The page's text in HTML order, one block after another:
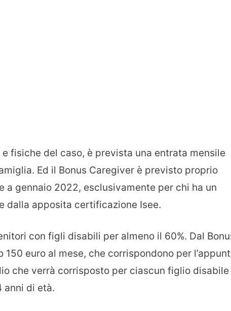
fisiche del caso, è prevista una entrata mensile
Ed il Bonus Caregiver è previsto proprio
a gennaio 2022, esclusivamente per chi ha un
dalla apposita certificazione Isee.
con figli disabili per almeno il 60%. Dal
euro al mese, che corrispondono per
che verrà corrisposto per ciascun figlio disabile
anni di età.